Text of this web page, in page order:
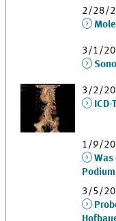
2/28/
3/1/
3/2/
1/9/
Was
3/5/